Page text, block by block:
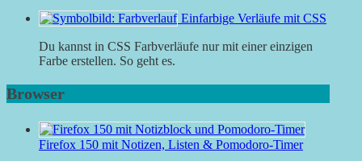
Einfarbige Verläufe mit CSS
Du kannst in CSS Farbverläufe nur mit einer einzigen
Farbe erstellen. So geht es.
Browser
Firefox 150 mit Notizen, Listen & Pomodoro-Timer